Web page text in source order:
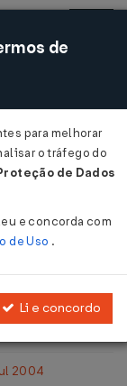
Acessar
de
2004
de
para melhorar
o tráfego do
de Dados
e concorda com
de Uso .
Li e concordo